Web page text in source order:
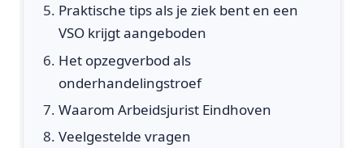
Praktische tips als je ziek bent en een
VSO krijgt aangeboden
Het opzegverbod als
onderhandelingstroef
Waarom Arbeidsjurist Eindhoven
Veelgestelde vragen